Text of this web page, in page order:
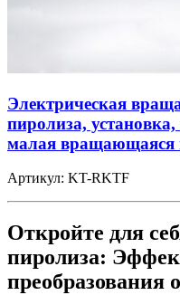
Электрическая
пиролиза,
малая вращающаяся
Артикул: KT-RKTF
Откройте для
пиролиза:
преобразования